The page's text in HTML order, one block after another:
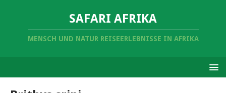
SAFARI AFRIKA
MENSCH UND NATUR REISEERLEBNISSE IN AFRIKA